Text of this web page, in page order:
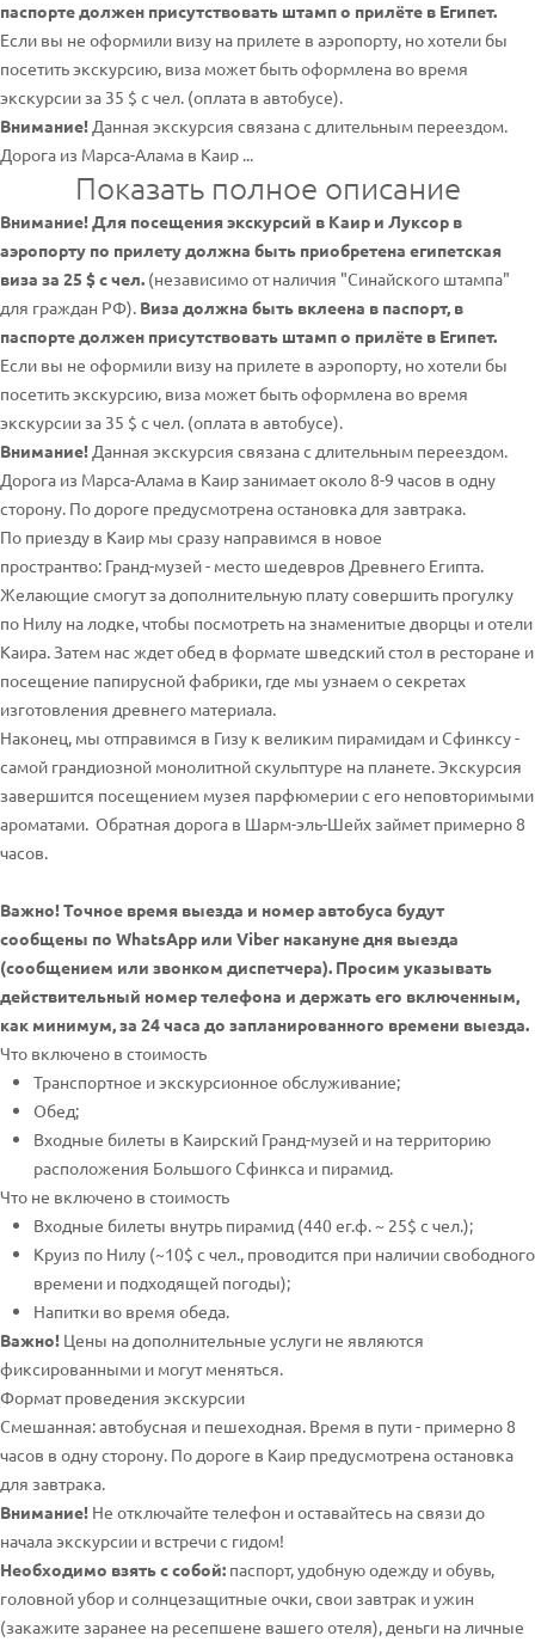
паспорте должен присутствовать штамп о прилёте в Египет.
Если вы не оформили визу на прилете в аэропорту, но хотели бы
посетить экскурсию, виза может быть оформлена во время
экскурсии за 35 $ с чел. (оплата в автобусе).
Внимание! Данная экскурсия связана с длительным переездом.
Дорога из Марса-Алама в Каир ...
Показать полное описание
Внимание! Для посещения экскурсий в Каир и Луксор в
аэропорту по прилету должна быть приобретена египетская
виза за 25 $ с чел. (независимо от наличия "Синайского штампа"
для граждан РФ). Виза должна быть вклеена в паспорт, в
паспорте должен присутствовать штамп о прилёте в Египет.
Если вы не оформили визу на прилете в аэропорту, но хотели бы
посетить экскурсию, виза может быть оформлена во время
экскурсии за 35 $ с чел. (оплата в автобусе).
Внимание! Данная экскурсия связана с длительным переездом.
Дорога из Марса-Алама в Каир занимает около 8-9 часов в одну
сторону. По дороге предусмотрена остановка для завтрака.
По приезду в Каир мы сразу направимся в новое
пространтво: Гранд-музей - место шедевров Древнего Египта.
Желающие смогут за дополнительную плату совершить прогулку
по Нилу на лодке, чтобы посмотреть на знаменитые дворцы и отели
Каира. Затем нас ждет обед в формате шведский стол в ресторане и
посещение папирусной фабрики, где мы узнаем о секретах
изготовления древнего материала.
Наконец, мы отправимся в Гизу к великим пирамидам и Сфинксу -
самой грандиозной монолитной скульптуре на планете. Экскурсия
завершится посещением музея парфюмерии с его неповторимыми
ароматами. Обратная дорога в Шарм-эль-Шейх займет примерно 8
часов.
Важно! Точное время выезда и номер автобуса будут
сообщены по WhatsApp или Viber накануне дня выезда
(сообщением или звонком диспетчера). Просим указывать
действительный номер телефона и держать его включенным,
как минимум, за 24 часа до запланированного времени выезда.
Что включено в стоимость
Транспортное и экскурсионное обслуживание;
Обед;
Входные билеты в Каирский Гранд-музей и на территорию
расположения Большого Сфинкса и пирамид.
Что не включено в стоимость
Входные билеты внутрь пирамид (440 ег.ф. ~ 25$ с чел.);
Круиз по Нилу (~10$ с чел., проводится при наличии свободного
времени и подходящей погоды);
Напитки во время обеда.
Важно! Цены на дополнительные услуги не являются
фиксированными и могут меняться.
Формат проведения экскурсии
Смешанная: автобусная и пешеходная. Время в пути - примерно 8
часов в одну сторону. По дороге в Каир предусмотрена остановка
для завтрака.
Внимание! Не отключайте телефон и оставайтесь на связи до
начала экскурсии и встречи с гидом!
Необходимо взять с собой: паспорт, удобную одежду и обувь,
головной убор и солнцезащитные очки, свои завтрак и ужин
(закажите заранее на ресепшене вашего отеля), деньги на личные